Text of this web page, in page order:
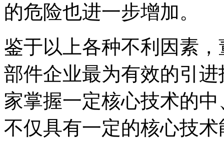
的危险也进一步增加。
鉴于以上各种不利因素
部件企业最为有效的引
家掌握一定核心技术的
不仅具有一定的核心技